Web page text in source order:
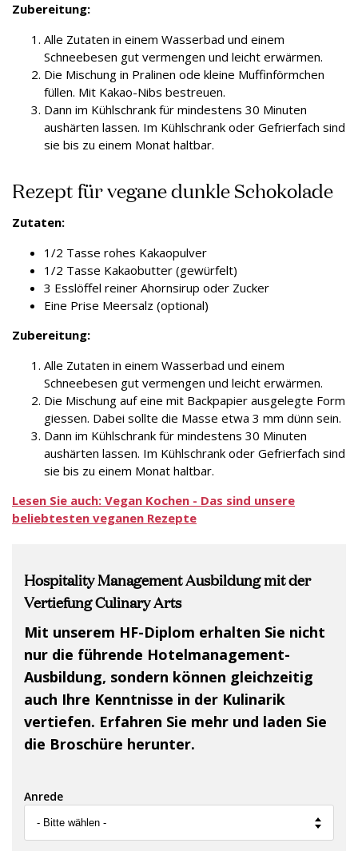
Zubereitung:
Alle Zutaten in einem Wasserbad und einem
Schneebesen gut vermengen und leicht erwärmen.
Die Mischung in Pralinen ode kleine Muffinförmchen
füllen. Mit Kakao-Nibs bestreuen.
Dann im Kühlschrank für mindestens 30 Minuten
aushärten lassen. Im Kühlschrank oder Gefrierfach sind
sie bis zu einem Monat haltbar.
Rezept für vegane dunkle Schokolade
Zutaten:
1/2 Tasse rohes Kakaopulver
1/2 Tasse Kakaobutter (gewürfelt)
3 Esslöffel reiner Ahornsirup oder Zucker
Eine Prise Meersalz (optional)
Zubereitung:
Alle Zutaten in einem Wasserbad und einem
Schneebesen gut vermengen und leicht erwärmen.
Die Mischung auf eine mit Backpapier ausgelegte Form
giessen. Dabei sollte die Masse etwa 3 mm dünn sein.
Dann im Kühlschrank für mindestens 30 Minuten
aushärten lassen. Im Kühlschrank oder Gefrierfach sind
sie bis zu einem Monat haltbar.
Lesen Sie auch: Vegan Kochen - Das sind unsere
beliebtesten veganen Rezepte
Hospitality Management Ausbildung mit der
Vertiefung Culinary Arts
Mit unserem HF-Diplom erhalten Sie nicht
nur die führende Hotelmanagement-
Ausbildung, sondern können gleichzeitig
auch Ihre Kenntnisse in der Kulinarik
vertiefen. Erfahren Sie mehr und laden Sie
die Broschüre herunter.
Anrede